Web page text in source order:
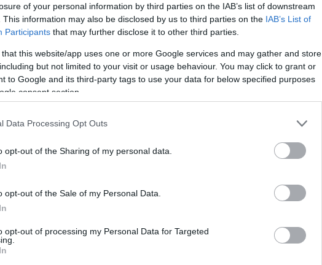
of your personal information by third parties on the IAB’s list of downstream
This information may also be disclosed by us to third parties on the IAB’s List of
Participants that may further disclose it to other third parties.
that this website/app uses one or more Google services and may gather and store
but not limited to your visit or usage behaviour. You may click to grant or
to Google and its third-party tags to use your data for below specified purposes
consent section.
Data Processing Opt Outs
opt-out of the Sharing of my personal data.
opt-out of the Sale of my Personal Data.
opt-out of processing my Personal Data for Targeted
pensione anticipata
del tempo è un sogno che si avvicina
così semplice! Ogni regime previdenziale ha
variare. In generale, la chiave di accesso
e dall’età anagrafica. Non è un mistero
il momento di appendere le scarpe al